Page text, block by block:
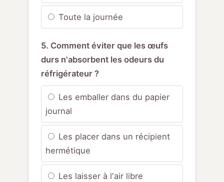
Toute la journée
5. Comment éviter que les œufs
durs n'absorbent les odeurs du
réfrigérateur ?
Les emballer dans du papier
journal
Les placer dans un récipient
hermétique
Les laisser à l'air libre